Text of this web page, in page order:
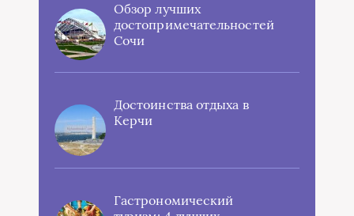
Обзор лучших
достопримечательностей
Сочи
Достоинства отдыха в
Керчи
Гастрономический